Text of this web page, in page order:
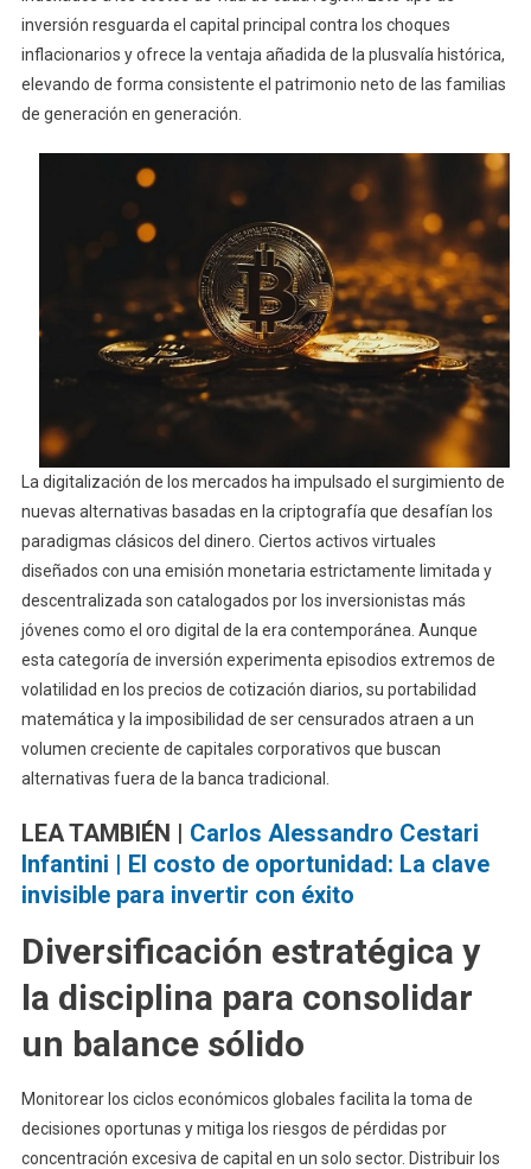
inversión resguarda el capital principal contra los choques
inflacionarios y ofrece la ventaja añadida de la plusvalía histórica,
elevando de forma consistente el patrimonio neto de las familias
de generación en generación.
La digitalización de los mercados ha impulsado el surgimiento de
nuevas alternativas basadas en la criptografía que desafían los
paradigmas clásicos del dinero. Ciertos activos virtuales
diseñados con una emisión monetaria estrictamente limitada y
descentralizada son catalogados por los inversionistas más
jóvenes como el oro digital de la era contemporánea. Aunque
esta categoría de inversión experimenta episodios extremos de
volatilidad en los precios de cotización diarios, su portabilidad
matemática y la imposibilidad de ser censurados atraen a un
volumen creciente de capitales corporativos que buscan
alternativas fuera de la banca tradicional.
LEA TAMBIÉN | Carlos Alessandro Cestari
Infantini | El costo de oportunidad: La clave
invisible para invertir con éxito
Diversificación estratégica y
la disciplina para consolidar
un balance sólido
Monitorear los ciclos económicos globales facilita la toma de
decisiones oportunas y mitiga los riesgos de pérdidas por
concentración excesiva de capital en un solo sector. Distribuir los